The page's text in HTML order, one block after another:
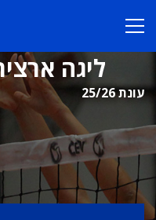
ליגה
עונת 25/26